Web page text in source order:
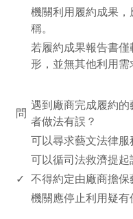
機關利用履約成果
稱。
若履約成果報告書
形，並無其他利用需
問
遇到廠商完成履約
者做法有誤？
可以尋求藝文法律服
可以循司法救濟提起
✓ 不得約定由廠商擔保
機關應停止利用疑有